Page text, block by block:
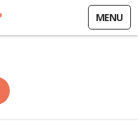
MENU